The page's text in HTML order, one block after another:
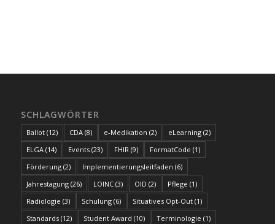
SCHLAGWÖRTER
Ballot(12) CDA(8) e-Medikation (2) eLearning(2)
ELGA(14) Events(23) FHIR (9) FormatCode (1)
Förderung(2) Implementierungsleitfaden (6)
Jahrestagung(26) LOINC(3) OID (2) Pflege (1)
Radiologie (3) Schulung(6) Situatives Opt-Out(1)
Standards(12) Student Award (10) Terminologie (1)